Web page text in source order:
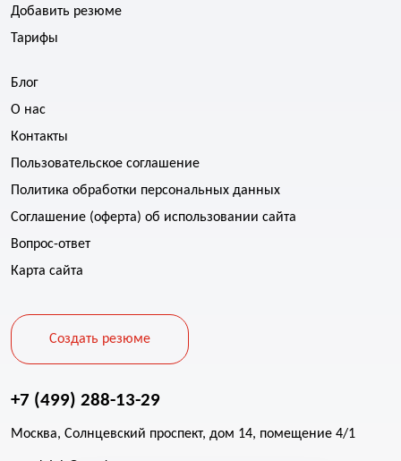
Добавить резюме
Тарифы
Блог
О нас
Контакты
Пользовательское соглашение
Политика обработки персональных данных
Соглашение (оферта) об использовании сайта
Вопрос-ответ
Карта сайта
Создать резюме
+7 (499) 288-13-29
Москва, Солнцевский проспект, дом 14, помещение 4/1